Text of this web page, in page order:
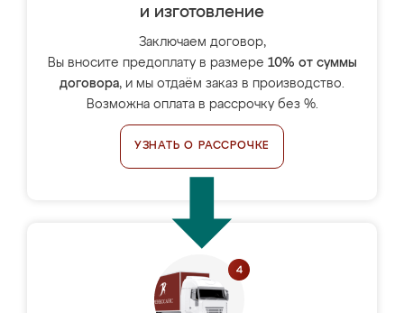
и изготовление
Заключаем договор,
Вы вносите предоплату в размере 10% от суммы
договора, и мы отдаём заказ в производство.
Возможна оплата в рассрочку без %.
УЗНАТЬ О РАССРОЧКЕ